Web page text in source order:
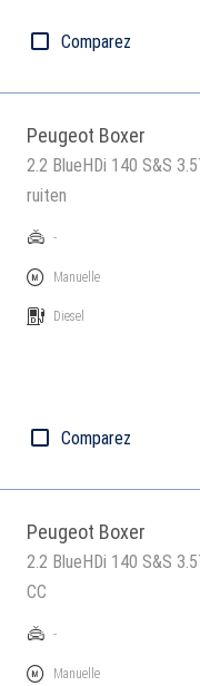
Comparez
Peugeot Boxer
2.2 BlueHDi 140 S&S
ruiten
-
Manuelle
Diesel
Comparez
Peugeot Boxer
2.2 BlueHDi 140 S&S
CC
-
Manuelle